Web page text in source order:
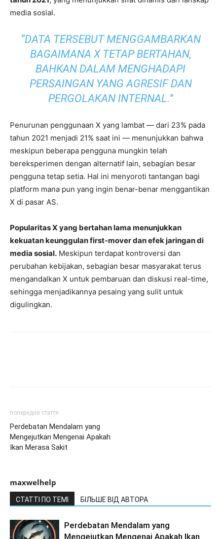
media sosial.
“DATA TERSEBUT MENGGAMBARKAN
BAGAIMANA X TETAP BERTAHAN,
BAHKAN DALAM MENGHADAPI
PERSAINGAN YANG AGRESIF DAN
PERGOLAKAN INTERNAL.”
Penurunan penggunaan X yang lambat — dari 23% pada
tahun 2021 menjadi 21% saat ini — menunjukkan bahwa
meskipun beberapa pengguna mungkin telah
bereksperimen dengan alternatif lain, sebagian besar
pengguna tetap setia. Hal ini menyoroti tantangan bagi
platform mana pun yang ingin benar-benar menggantikan
X di pasar AS.
Popularitas X yang bertahan lama menunjukkan
kekuatan keunggulan first-mover dan efek jaringan di
media sosial. Meskipun terdapat kontroversi dan
perubahan kebijakan, sebagian besar masyarakat terus
mengandalkan X untuk pembaruan dan diskusi real-time,
sehingga menjadikannya pesaing yang sulit untuk
digulingkan.
попередня стаття
Perdebatan Mendalam yang
Mengejutkan Mengenai Apakah
Ikan Merasa Sakit
maxwelhelp
СТАТТІ ПО ТЕМІ БІЛЬШЕ ВІД АВТОРА
Perdebatan Mendalam yang
Mengejutkan Mengenai Apakah Ikan